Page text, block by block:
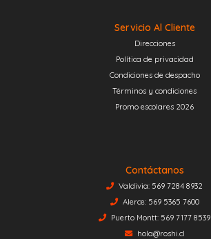
Servicio Al Cliente
Direcciones
Política de privacidad
Condiciones de despacho
Términos y condiciones
Promo escolares 2026
Contáctanos
Valdivia: 569 7284 8932
Alerce: 569 5365 7600
Puerto Montt: 569 7177 8539
hola@roshi.cl